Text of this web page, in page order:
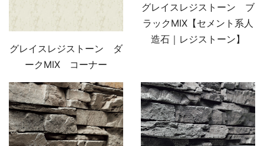
グレイスレジストーン ダ
ークMIX コーナー
グレイスレジストーン ブ
ラックMIX【セメント系人
造石｜レジストーン】